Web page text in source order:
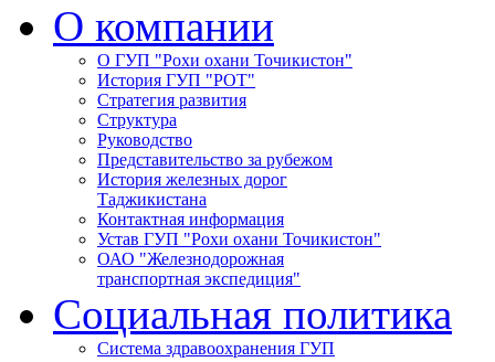
О компании
О ГУП "Рохи охани Точикистон"
История ГУП "РОТ"
Стратегия развития
Структура
Руководство
Представительство за рубежом
История железных дорог
Таджикистана
Контактная информация
Устав ГУП "Рохи охани Точикистон"
ОАО "Железнодорожная
транспортная экспедиция"
Социальная политика
Система здравоохранения ГУП